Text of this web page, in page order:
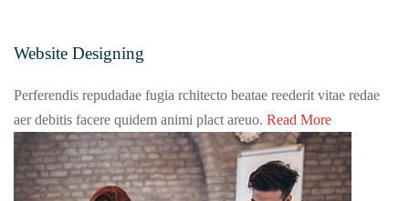
Website Designing
Perferendis repudadae fugia rchitecto beatae reederit vitae redae
aer debitis facere quidem animi plact areuo. Read More